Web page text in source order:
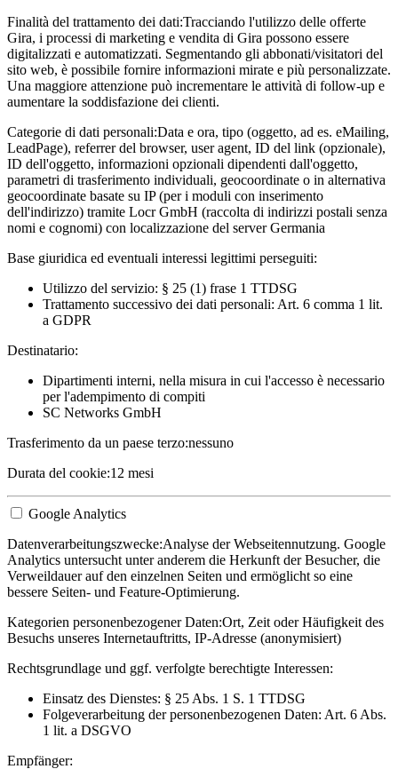
Finalità del trattamento dei dati:Tracciando l'utilizzo delle offerte
Gira, i processi di marketing e vendita di Gira possono essere
digitalizzati e automatizzati. Segmentando gli abbonati/visitatori del
sito web, è possibile fornire informazioni mirate e più personalizzate.
Una maggiore attenzione può incrementare le attività di follow-up e
aumentare la soddisfazione dei clienti.
Categorie di dati personali:Data e ora, tipo (oggetto, ad es. eMailing,
LeadPage), referrer del browser, user agent, ID del link (opzionale),
ID dell'oggetto, informazioni opzionali dipendenti dall'oggetto,
parametri di trasferimento individuali, geocoordinate o in alternativa
geocoordinate basate su IP (per i moduli con inserimento
dell'indirizzo) tramite Locr GmbH (raccolta di indirizzi postali senza
nomi e cognomi) con localizzazione del server Germania
Base giuridica ed eventuali interessi legittimi perseguiti:
Utilizzo del servizio: § 25 (1) frase 1 TTDSG
Trattamento successivo dei dati personali: Art. 6 comma 1 lit.
a GDPR
Destinatario:
Dipartimenti interni, nella misura in cui l'accesso è necessario
per l'adempimento di compiti
SC Networks GmbH
Trasferimento da un paese terzo:nessuno
Durata del cookie:12 mesi
Google Analytics
Datenverarbeitungszwecke:Analyse der Webseitennutzung. Google
Analytics untersucht unter anderem die Herkunft der Besucher, die
Verweildauer auf den einzelnen Seiten und ermöglicht so eine
bessere Seiten- und Feature-Optimierung.
Kategorien personenbezogener Daten:Ort, Zeit oder Häufigkeit des
Besuchs unseres Internetauftritts, IP-Adresse (anonymisiert)
Rechtsgrundlage und ggf. verfolgte berechtigte Interessen:
Einsatz des Dienstes: § 25 Abs. 1 S. 1 TTDSG
Folgeverarbeitung der personenbezogenen Daten: Art. 6 Abs.
1 lit. a DSGVO
Empfänger: